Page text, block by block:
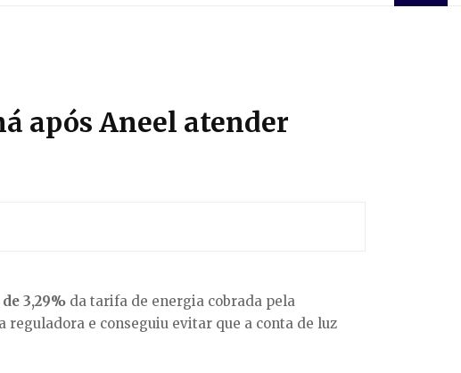
após Aneel atender
3,29% da tarifa de energia cobrada pela
reguladora e conseguiu evitar que a conta de luz